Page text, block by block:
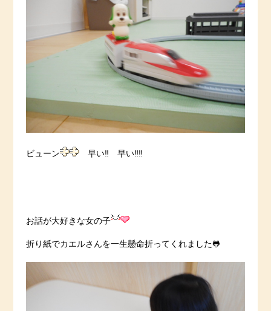
ビューン 早い‼ 早い‼‼
お話が大好きな女の子
折り紙でカエルさんを一生懸命折ってくれました🐸